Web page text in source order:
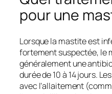
pour une
Lorsque la mastite est
fortement suspectée, le
généralement une
durée de 10 à 14 jours.
avec l’allaitement